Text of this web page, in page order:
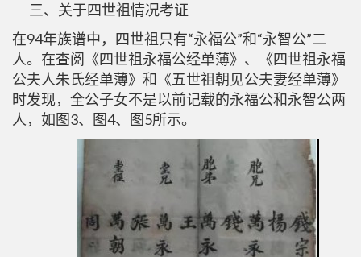
三、关于四世祖情况考证
在94年族谱中，四世祖只有“永福公”和“永智公”二
人。在查阅《四世祖永福公经单薄》、《四世祖永福
公夫人朱氏经单薄》和《五世祖朝见公夫妻经单薄》
时发现，全公子女不是以前记载的永福公和永智公两
人，如图3、图4、图5所示。